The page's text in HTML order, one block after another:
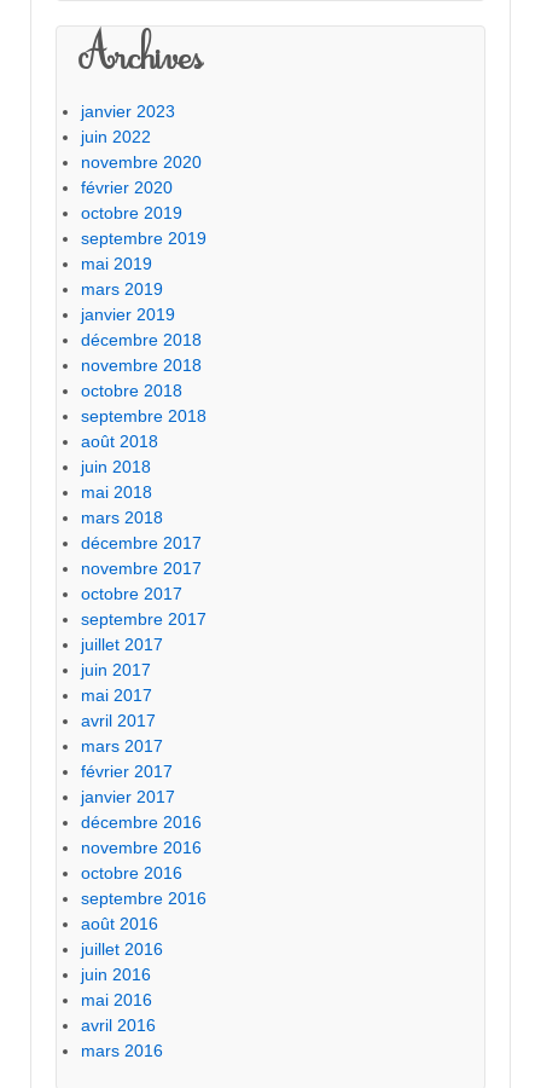
Archives
janvier 2023
juin 2022
novembre 2020
février 2020
octobre 2019
septembre 2019
mai 2019
mars 2019
janvier 2019
décembre 2018
novembre 2018
octobre 2018
septembre 2018
août 2018
juin 2018
mai 2018
mars 2018
décembre 2017
novembre 2017
octobre 2017
septembre 2017
juillet 2017
juin 2017
mai 2017
avril 2017
mars 2017
février 2017
janvier 2017
décembre 2016
novembre 2016
octobre 2016
septembre 2016
août 2016
juillet 2016
juin 2016
mai 2016
avril 2016
mars 2016